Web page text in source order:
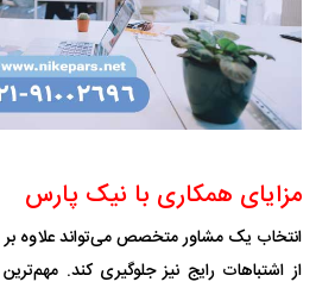
مزایای همکاری با نیک پارس
انتخاب یک مشاور متخصص می‌تواند علاوه بر
از اشتباهات رایج نیز جلوگیری کند.